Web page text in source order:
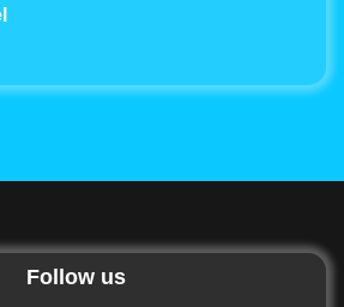
Follow us